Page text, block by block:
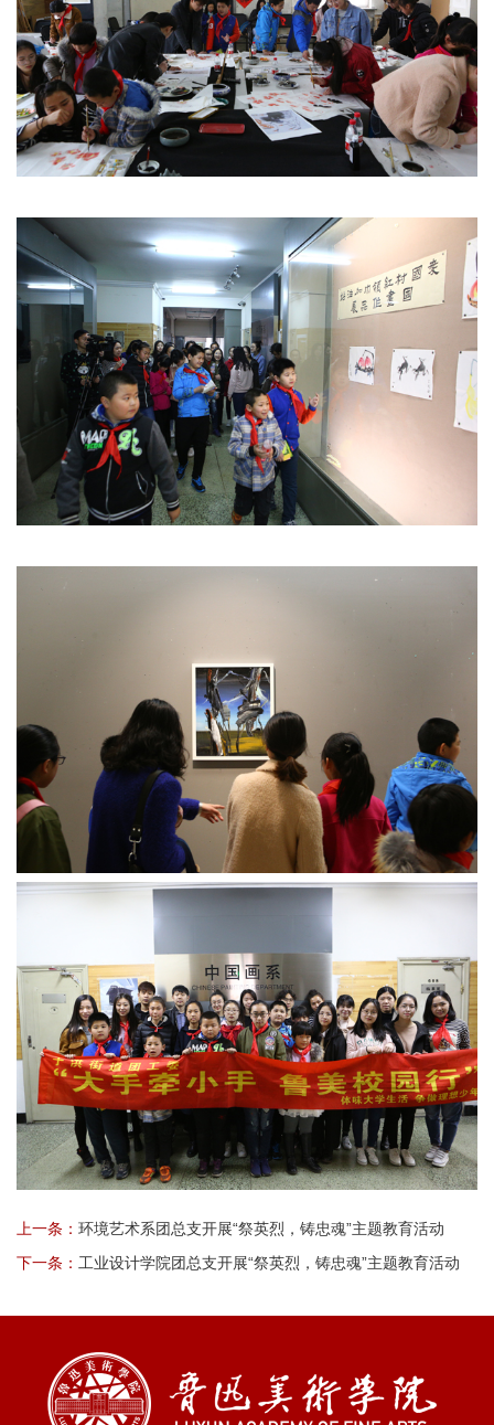
上一条： 环境艺术系团总支开展“祭英烈，铸忠魂”主题教育活动
下一条： 工业设计学院团总支开展“祭英烈，铸忠魂”主题教育活动